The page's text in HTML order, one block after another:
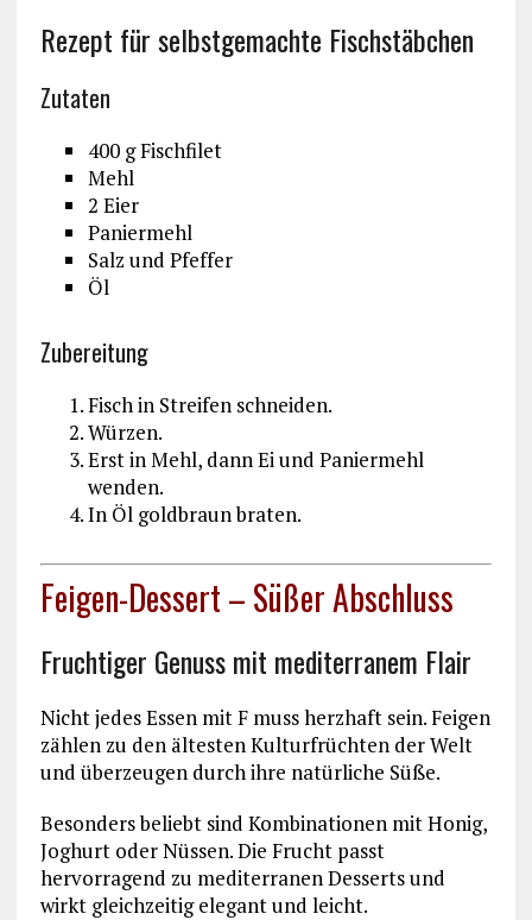
Rezept für selbstgemachte Fischstäbchen
Zutaten
400 g Fischfilet
Mehl
2 Eier
Paniermehl
Salz und Pfeffer
Öl
Zubereitung
Fisch in Streifen schneiden.
Würzen.
Erst in Mehl, dann Ei und Paniermehl
wenden.
In Öl goldbraun braten.
Feigen-Dessert – Süßer Abschluss
Fruchtiger Genuss mit mediterranem Flair
Nicht jedes Essen mit F muss herzhaft sein. Feigen
zählen zu den ältesten Kulturfrüchten der Welt
und überzeugen durch ihre natürliche Süße.
Besonders beliebt sind Kombinationen mit Honig,
Joghurt oder Nüssen. Die Frucht passt
hervorragend zu mediterranen Desserts und
wirkt gleichzeitig elegant und leicht.